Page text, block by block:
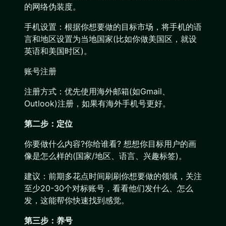
的网络伪装度。
手机设置：根据你想要做的目标市场，将手机的语
言和地区设置为当地国家(比如你做美国区，就设
英语和美国时区)。
账号注册
注册方式：优先使用海外邮箱(如Gmail、
Outlook)注册，如果有海外手机号更好。
第二步：定位
你要做什么内容?你给谁看? 想想你目标用户的画
像是怎么样的(国家/地区、语言、兴趣标签)。
建议：前期多花点时间刷刷你想要做的领域，关注
至少20-30个对标账号，看看他们发什么、怎么
发，这能帮你快速找到感觉。
第三步：养号